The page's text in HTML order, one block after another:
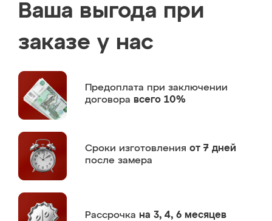
Ваша выгода при
заказе у нас
Предоплата при заключении
договора всего 10%
Сроки изготовления от 7 дней
после замера
Рассрочка на 3, 4, 6 месяцев